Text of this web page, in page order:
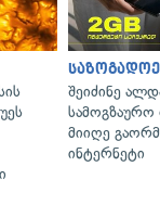
შეიძინე
სამოგზაურო
მიიღე
ინტერნეტი